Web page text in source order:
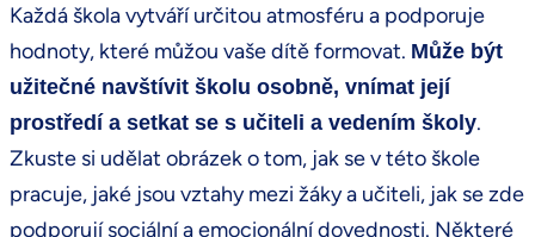
Každá škola vytváří určitou atmosféru a podporuje
hodnoty, které můžou vaše dítě formovat. Může být
užitečné navštívit školu osobně, vnímat její
prostředí a setkat se s učiteli a vedením školy.
Zkuste si udělat obrázek o tom, jak se v této škole
pracuje, jaké jsou vztahy mezi žáky a učiteli, jak se zde
podporují sociální a emocionální dovednosti. Některé